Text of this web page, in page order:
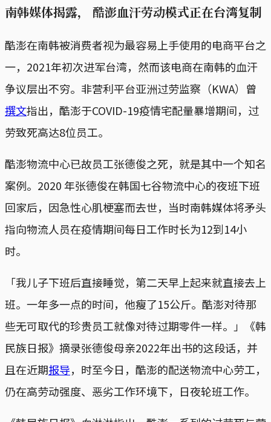
南韩媒体揭露， 酷澎血汗劳动模式正在台湾复制
酷澎在南韩被消费者视为最容易上手使用的电商平台之
一，2021年初次进军台湾，然而该电商在南韩的血汗
争议层出不穷。非营利平台亚洲过劳监察（KWA）曾
撰文指出，酷澎于COVID-19疫情宅配量暴增期间，过
劳致死高达8位员工。
酷澎物流中心已故员工张德俊之死，就是其中一个知名
案例。2020 年张德俊在韩国七谷物流中心的夜班下班
回家后，因急性心肌梗塞而去世，当时南韩媒体将矛头
指向物流人员在疫情期间每日工作时长为12到14小
时。
「我儿子下班后直接睡觉，第二天早上起来就直接去上
班。一年多一点的时间，他瘦了15公斤。酷澎对待那
些无可取代的珍贵员工就像对待过期零件一样。」《韩
民族日报》摘录张德俊母亲2022年出书的这段话，并
且在近期报导，时至今日，酷澎的配送物流中心劳工，
仍在高劳动强度、恶劣工作环境下，日夜轮班工作。